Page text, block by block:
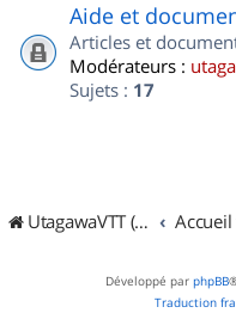
Aide et
Articles et
Modérateurs :
Sujets : 17
UtagawaVTT (Randos VTT et VTTAE avec traces GPS)
Développé par phpBB
Traduction